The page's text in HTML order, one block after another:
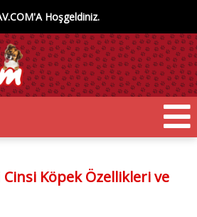
Hoşgeldiniz.
Köpek Özellikleri ve